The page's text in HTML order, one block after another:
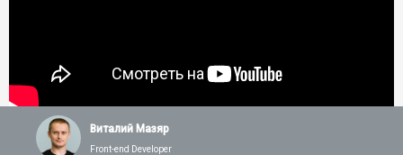
Виталий Мазяр
Front-end Developer